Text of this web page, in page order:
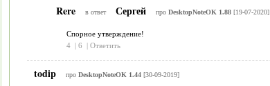
Rere в ответ Сергей про DesktopNoteOK 1.88[19-07-2020]
Спорное утверждение!
4 | 6 | Ответить
todip про DesktopNoteOK 1.44[30-09-2019]